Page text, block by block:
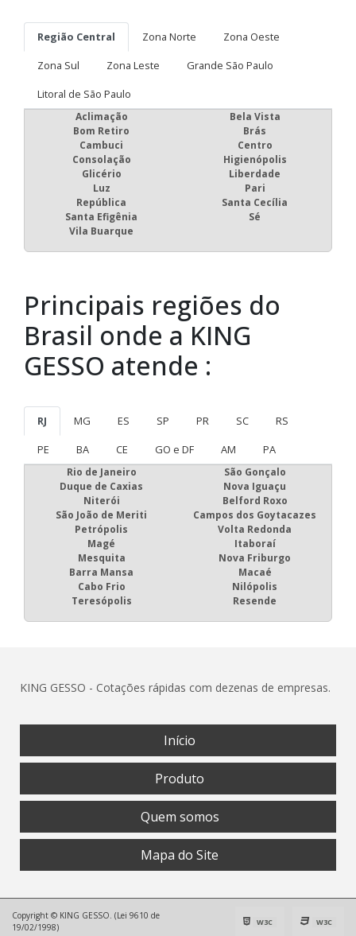
Região Central Zona Norte
Zona Oeste
Zona Sul
Zona Leste
Grande São Paulo
Litoral de São Paulo
Aclimação
Bela Vista
Bom Retiro
Brás
Cambuci
Centro
Consolação
Higienópolis
Glicério
Liberdade
Luz
Pari
República
Santa Cecília
Santa Efigênia
Sé
Vila Buarque
Principais regiões do
Brasil onde a KING
GESSO atende :
RJ MG ES SP PR SC
RS
PE
BA CE GO e DF AM PA
Rio de Janeiro
São Gonçalo
Duque de Caxias
Nova Iguaçu
Niterói
Belford Roxo
São João de Meriti
Campos dos Goytacazes
Petrópolis
Volta Redonda
Magé
Itaboraí
Mesquita
Nova Friburgo
Barra Mansa
Macaé
Cabo Frio
Nilópolis
Teresópolis
Resende
KING GESSO - Cotações rápidas com dezenas de empresas.
Início
Produto
Quem somos
Mapa do Site
Copyright © KING GESSO. (Lei 9610 de
19/02/1998)
W3C W3C